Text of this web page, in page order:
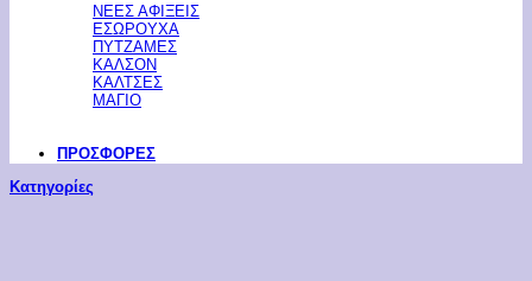
ΝΕΕΣ ΑΦΙΞΕΙΣ
ΕΣΩΡΟΥΧΑ
ΠΥΤΖΑΜΕΣ
ΚΑΛΣΟΝ
ΚΑΛΤΣΕΣ
ΜΑΓΙΟ
ΠΡΟΣΦΟΡΕΣ
Κατηγορίες